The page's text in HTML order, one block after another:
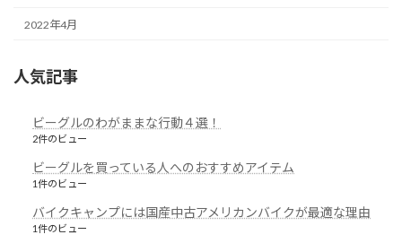
2022年4月
人気記事
ビーグルのわがままな行動４選！
2件のビュー
ビーグルを買っている人へのおすすめアイテム
1件のビュー
バイクキャンプには国産中古アメリカンバイクが最適な理由
1件のビュー